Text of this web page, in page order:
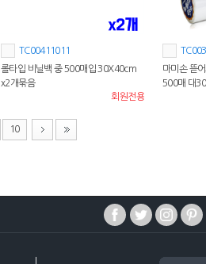
TC00411011
롤타입 비닐백 중 500매입 30X40cm
x2개묶음
회원전용
마미손 뜯
500매 대
10